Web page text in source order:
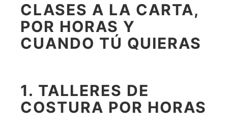
CLASES A LA CARTA,
POR HORAS Y
CUANDO TÚ QUIERAS
1. TALLERES DE
COSTURA POR HORAS